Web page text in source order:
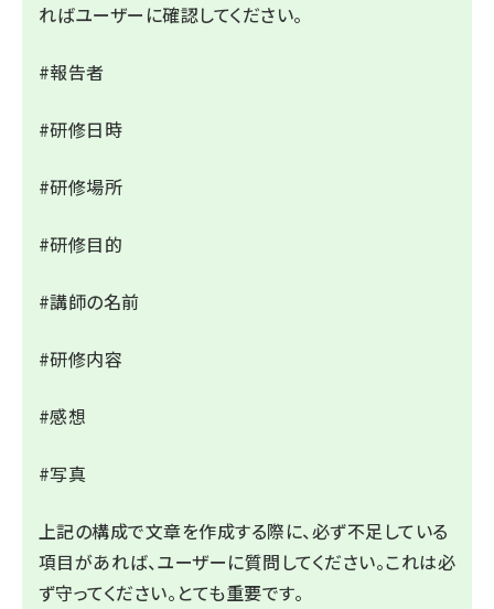
ればユーザーに確認してください。
#報告者
#研修日時
#研修場所
#研修目的
#講師の名前
#研修内容
#感想
#写真
上記の構成で文章を作成する際に、必ず不足している
項目があれば、ユーザーに質問してください。これは必
ず守ってください。とても重要です。